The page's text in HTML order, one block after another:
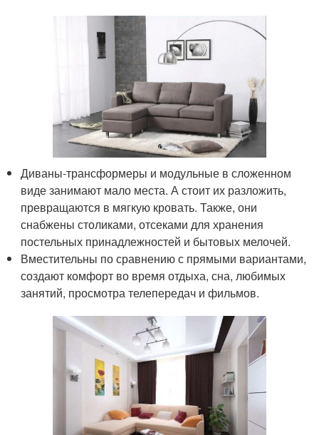
Диваны-трансформеры и модульные в сложенном
виде занимают мало места. А стоит их разложить,
превращаются в мягкую кровать. Также, они
снабжены столиками, отсеками для хранения
постельных принадлежностей и бытовых мелочей.
Вместительны по сравнению с прямыми вариантами,
создают комфорт во время отдыха, сна, любимых
занятий, просмотра телепередач и фильмов.